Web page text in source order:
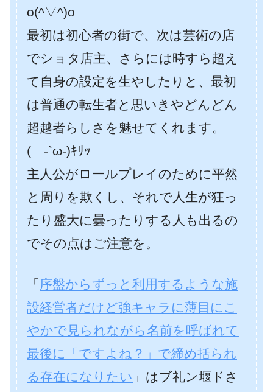
o(^▽^)o
最初は初心者の街で、次は芸術の店
でショタ店主、さらには時すら超え
て自身の設定を生やしたりと、最初
は普通の転生者と思いきやどんどん
超越者らしさを魅せてくれます。
( -`ω-)ｷﾘｯ
主人公がロールプレイのために平然
と周りを欺くし、それで人生が狂っ
たり盛大に曇ったりする人も出るの
でその点はご注意を。
「 序盤からずっと利用するような施
設経営者だけど強キャラに薄目にこ
やかで見られながら名前を呼ばれて
最後に「ですよね？」で締め括られ
る存在になりたい 」はブ礼ン堰ドさ